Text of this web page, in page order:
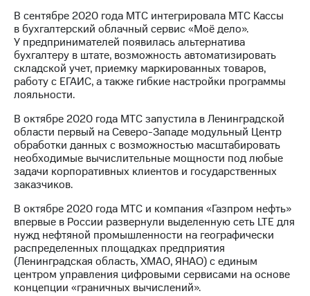
В сентябре 2020 года МТС интегрировала МТС Кассы
в бухгалтерский облачный сервис «Моё дело».
У предпринимателей появилась альтернатива
бухгалтеру в штате, возможность автоматизировать
складской учет, приемку маркированных товаров,
работу с ЕГАИС, а также гибкие настройки программы
лояльности.
В октябре 2020 года МТС запустила в Ленинградской
области первый на Северо-Западе модульный Центр
обработки данных с возможностью масштабировать
необходимые вычислительные мощности под любые
задачи корпоративных клиентов и государственных
заказчиков.
В октябре 2020 года МТС и компания «Газпром нефть»
впервые в России развернули выделенную сеть LTE для
нужд нефтяной промышленности на географически
распределенных площадках предприятия
(Ленинградская область, ХМАО, ЯНАО) с единым
центром управления цифровыми сервисами на основе
концепции «граничных вычислений».